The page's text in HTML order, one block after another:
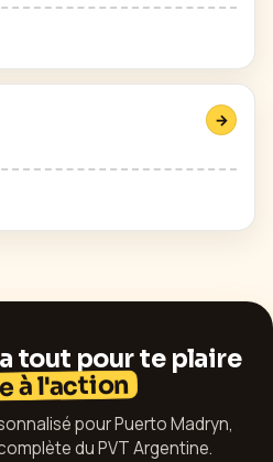
→
a tout pour te plaire
à l'action
pourPuerto Madryn,
du PVTArgentine.